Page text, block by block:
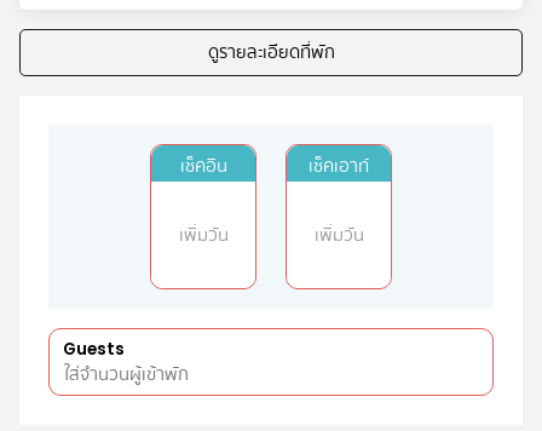
ดูรายละเอียดที่พัก
เช็คอิน
เพิ่มวัน
เช็คเอาท์
เพิ่มวัน
Guests